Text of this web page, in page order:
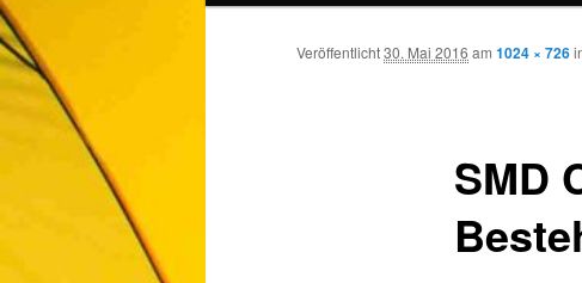
SMD
Veröffentlicht30. Mai 2016 am 1024 × 726